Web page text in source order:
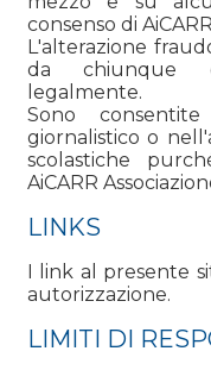
consenso di
L'alterazione
da chiunque
legalmente.
Sono
giornalistico o
scolastiche
AiCARR
LINKS
I link al presente
autorizzazione.
LIMITI DI